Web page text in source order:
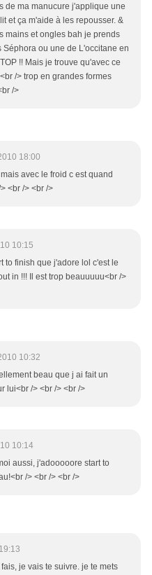
de ma manucure j'applique une
et ça m'aide à les repousser. &
mains et ongles bah je prends
ou une de L'occitane en
!! Mais je trouve qu'avec ce
/> trop en grandes formes
/>
18:00
avec le froid c est quand
<br /> <br />
10:15
to finish que j'adore lol c'est le
in !!! Il est trop beauuuuu<br />
10:32
beau que j ai fait un
lui<br /> <br /> <br />
10:14
aussi, j'adooooore start to
/> <br /> <br />
je vais te suivre. je te mets